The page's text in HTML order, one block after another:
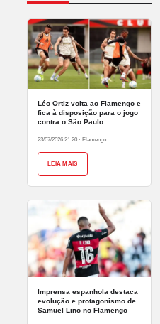
Léo Ortiz volta ao Flamengo e
fica à disposição para o jogo
contra o São Paulo
23/07/2026 21:20 · Flamengo
LEIA MAIS
Imprensa espanhola destaca
evolução e protagonismo de
Samuel Lino no Flamengo